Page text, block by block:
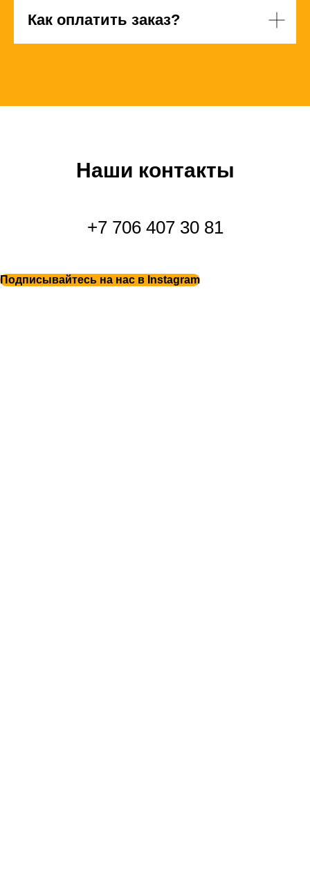
Как оплатить заказ?
Наши контакты
+7 706 407 30 81
Подписывайтесь на нас в Instagram